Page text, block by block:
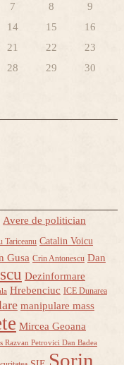
7 8
9
14 15
16
21 22
23
28 29
30
Avere de politician
Tariceanu Catalin Voicu
Gusa Crin Antonescu Dan
Dezinformare
Hrebenciuc ICE Dunarea
manipulare mass
Mircea Geoana
Razvan Petrovici Dan Badea
Sorin